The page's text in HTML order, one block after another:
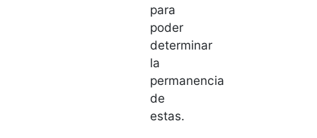
para
poder
determinar
la
permanencia
de
estas.